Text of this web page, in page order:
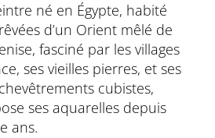
né en Égypte, habité
d’un Orient mêlé de
fasciné par les villages
ses vieilles pierres, et ses
cubistes,
ses aquarelles depuis
ans.